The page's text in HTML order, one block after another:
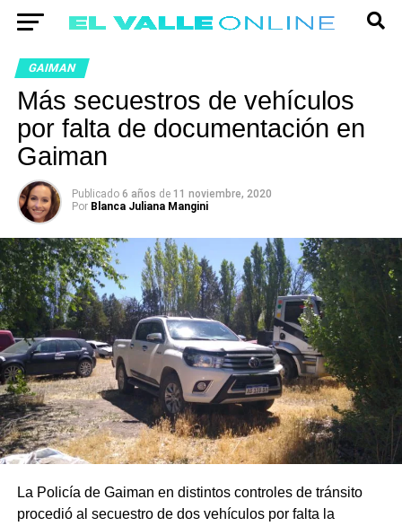
GAIMAN
Más secuestros de vehículos
por falta de documentación en
Gaiman
Publicado 6 años de 11 noviembre, 2020
Por Blanca Juliana Mangini
La Policía de Gaiman en distintos controles de tránsito
procedió al secuestro de dos vehículos por falta la